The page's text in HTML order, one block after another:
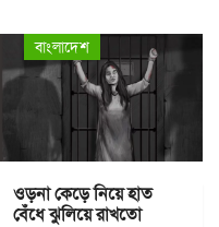
বাংলাদেশ
ওড়না কেড়ে নিয়ে হাত
বেঁধে ঝুলিয়ে রাখতো